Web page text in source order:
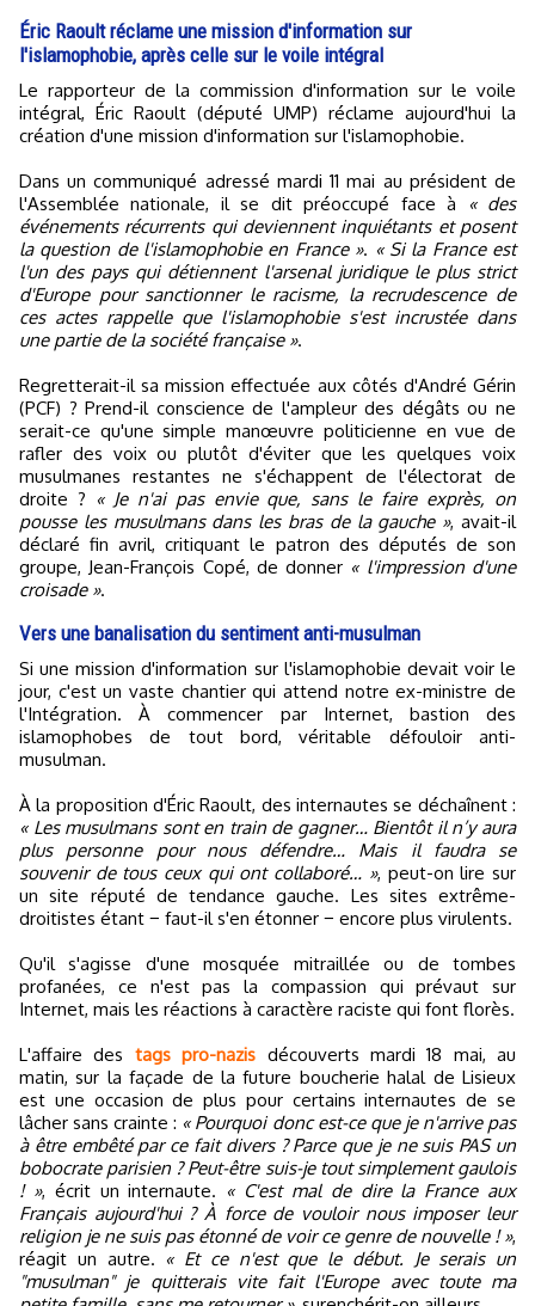
Éric Raoult réclame une mission d'information sur
l'islamophobie, après celle sur le voile intégral
Le rapporteur de la commission d'information sur le voile
intégral, Éric Raoult (député UMP) réclame aujourd'hui la
création d'une mission d'information sur l'islamophobie.
Dans un communiqué adressé mardi 11 mai au président de
l'Assemblée nationale, il se dit préoccupé face à
« des
événements récurrents qui deviennent inquiétants et posent
la question de l'islamophobie en France ». « Si la France est
l'un des pays qui détiennent l'arsenal juridique le plus strict
d'Europe pour sanctionner le racisme, la recrudescence de
ces actes rappelle que l'islamophobie s'est incrustée dans
une partie de la société française ».
Regretterait-il sa mission effectuée aux côtés d'André Gérin
(PCF) ? Prend-il conscience de l'ampleur des dégâts ou ne
serait-ce qu'une simple manœuvre politicienne en vue de
rafler des voix ou plutôt d'éviter que les quelques voix
musulmanes restantes ne s'échappent de l'électorat de
droite ? « Je n'ai pas envie que, sans le faire exprès, on
pousse les musulmans dans les bras de la gauche », avait-il
déclaré fin avril, critiquant le patron des députés de son
groupe, Jean-François Copé, de donner « l'impression d'une
croisade ».
Vers une banalisation du sentiment anti-musulman
Si une mission d'information sur l'islamophobie devait voir le
jour, c'est un vaste chantier qui attend notre ex-ministre de
l'Intégration. À commencer par Internet, bastion des
islamophobes de tout bord, véritable défouloir anti-
musulman.
À la proposition d'Éric Raoult, des internautes se déchaînent :
« Les musulmans sont en train de gagner… Bientôt il n’y aura
plus personne pour nous défendre… Mais il faudra se
souvenir de tous ceux qui ont collaboré… », peut-on lire sur
un site réputé de tendance gauche. Les sites extrême-
droitistes étant − faut-il s'en étonner − encore plus virulents.
Qu'il s'agisse d'une mosquée mitraillée ou de tombes
profanées, ce n'est pas la compassion qui prévaut sur
Internet, mais les réactions à caractère raciste qui font florès.
L'affaire des tags pro-nazis découverts mardi 18 mai, au
matin, sur la façade de la future boucherie halal de Lisieux
est une occasion de plus pour certains internautes de se
lâcher sans crainte : « Pourquoi donc est-ce que je n'arrive pas
à être embêté par ce fait divers ? Parce que je ne suis PAS un
bobocrate parisien ? Peut-être suis-je tout simplement gaulois
! », écrit un internaute. « C'est mal de dire la France aux
Français aujourd'hui ? À force de vouloir nous imposer leur
religion je ne suis pas étonné de voir ce genre de nouvelle ! »,
réagit un autre. « Et ce n'est que le début. Je serais un
"musulman" je quitterais vite fait l'Europe avec toute ma